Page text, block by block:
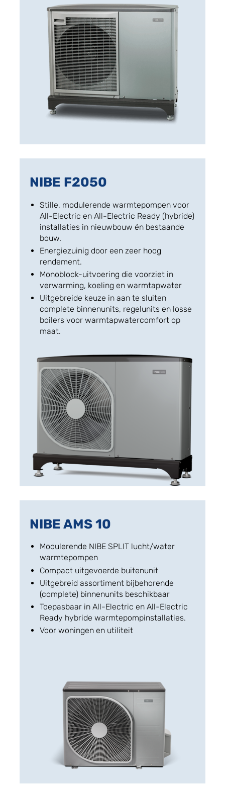
NIBE F2050
Stille, modulerende warmtepompen voor
All-Electric en All-Electric Ready (hybride)
installaties in nieuwbouw én bestaande
bouw.
Energiezuinig door een zeer hoog
rendement.
Monoblock-uitvoering die voorziet in
verwarming, koeling en warmtapwater
Uitgebreide keuze in aan te sluiten
complete binnenunits, regelunits en losse
boilers voor warmtapwatercomfort op
maat.
NIBE AMS 10
Modulerende NIBE SPLIT lucht/water
warmtepompen
Compact uitgevoerde buitenunit
Uitgebreid assortiment bijbehorende
(complete) binnenunits beschikbaar
Toepasbaar in All-Electric en All-Electric
Ready hybride warmtepompinstallaties.
Voor woningen en utiliteit